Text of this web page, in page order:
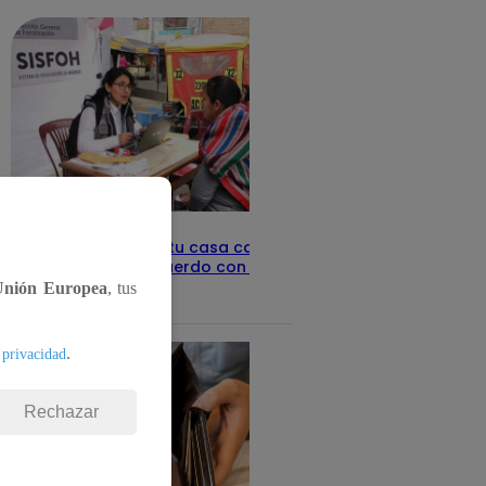
Revisa con tu DNI si tu casa califica
como pobre, de acuerdo con el Sisfoh
25 de mayo 2026
Europea, tus
.
Rechazar